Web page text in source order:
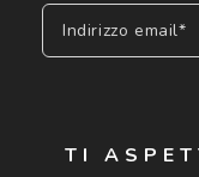
Indirizzo email*
TI